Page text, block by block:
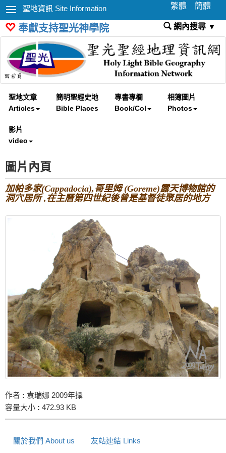
聖地資訊 Site Information 繁體 簡體
奉獻支持聖光神學院 網內搜尋 ▼
聖地文章
Articles
簡明聖經史地
Bible Places
專書專欄
Book/Col
相簿圖片
Photos
影片
video
圖片內頁
加帕多家(Cappadocia),哥里姆 (Goreme)露天博物館的
洞穴居所 ,在主曆第四世紀後曾是基督徒聚居的地方
作者 : 袁瑞娜 2009年攝
容量大小 : 472.93 KB
關於我們 About us 友站連結 Links